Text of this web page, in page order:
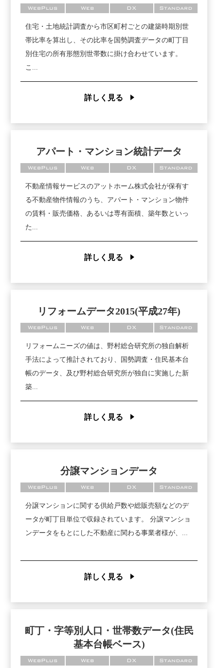
WebPlus Web DX Standard
住宅・土地統計調査から市区町村ごとの建築時期別世
帯比率を算出し、その比率を国勢調査データの町丁目
別住宅の所有形態別世帯数に掛け合わせています。
こ...
詳しく見る
アパート・マンション統計データ
WebPlus Web DX Standard
不動産情報サービスのアットホーム株式会社が保有す
る不動産物件情報のうち、アパート・マンション物件
の賃料・販売価格、あるいは専有面積、築年数といっ
た...
詳しく見る
リフォームデータ2015(平成27年)
WebPlus Web DX Standard
リフォームニーズの値は、野村総合研究所の独自解析
手法によって推計されており、国勢調査・住民基本台
帳のデータ、及び野村総合研究所が独自に実施した新
築...
詳しく見る
分譲マンションデータ
WebPlus Web DX Standard
分譲マンションに関する供給戸数や総販売額などのデ
ータが町丁目単位で収録されています。 分譲マンショ
ンデータをもとにした不動産に関わる事業者様が、...
詳しく見る
町丁・字等別人口・世帯数データ(住民
基本台帳ベース)
WebPlus Web DX Standard